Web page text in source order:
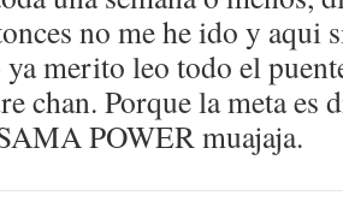
no me he ido y aqui
merito leo todo el
chan. Porque la meta
POWER muajaja.